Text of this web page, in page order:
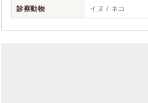
診察動物 イヌ / ネコ